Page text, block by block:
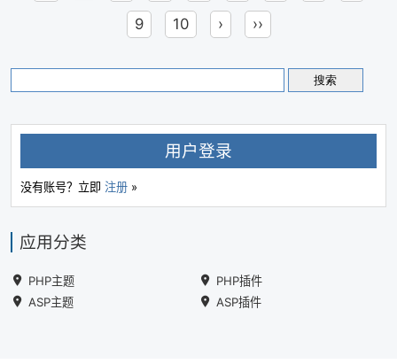
9 10 › ››
用户登录
没有账号？立即 注册 »
应用分类
PHP主题
PHP插件
ASP主题
ASP插件